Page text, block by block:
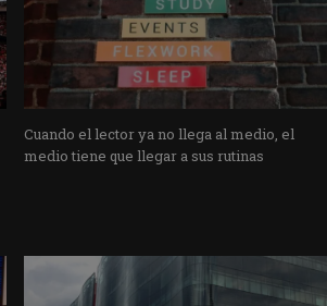
Cuando el lector ya no llega al medio, el
medio tiene que llegar a sus rutinas